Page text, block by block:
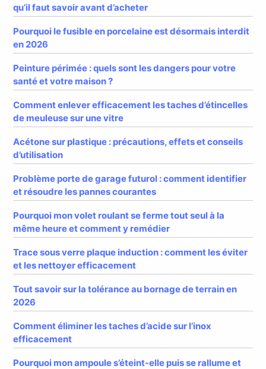
qu’il faut savoir avant d’acheter
Pourquoi le fusible en porcelaine est désormais interdit
en 2026
Peinture périmée : quels sont les dangers pour votre
santé et votre maison ?
Comment enlever efficacement les taches d’étincelles
de meuleuse sur une vitre
Acétone sur plastique : précautions, effets et conseils
d’utilisation
Problème porte de garage futurol : comment identifier
et résoudre les pannes courantes
Pourquoi mon volet roulant se ferme tout seul à la
même heure et comment y remédier
Trace sous verre plaque induction : comment les éviter
et les nettoyer efficacement
Tout savoir sur la tolérance au bornage de terrain en
2026
Comment éliminer les taches d’acide sur l’inox
efficacement
Pourquoi mon ampoule s’éteint-elle puis se rallume et